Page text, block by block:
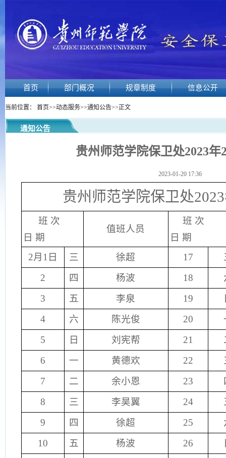
首页 部门概况 规章制度 信息公开
当前位置： 首页>>动态服务>>通知公告>>正文
通知公告
贵州师范学院保卫处2023年
2023-01-20 17:36
贵州师范学院保卫处
班 次
日 期
值班人员
班 次
日 期
2月1日
三 徐超 17
2
四 杨波 18
3
五 李泉 19
4
六 陈光俊 20
5
日 刘宪帮 21
6
一 黄德欢 22
7
二 余小恩 23
8
三 李昊翼 24
9
四 徐超 25
10
五 杨波 26